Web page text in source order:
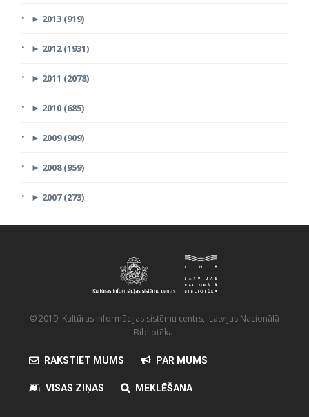
► 2013 (919)
► 2012 (1931)
► 2011 (2078)
► 2010 (685)
► 2009 (909)
► 2008 (959)
► 2007 (273)
© 2019 Kultūras informācijas sistēmu centrs, Latvijas Nacionālā
Bibliotēka
RAKSTIET MUMS PAR MUMS
VISAS ZIŅAS MEKLĒŠANA